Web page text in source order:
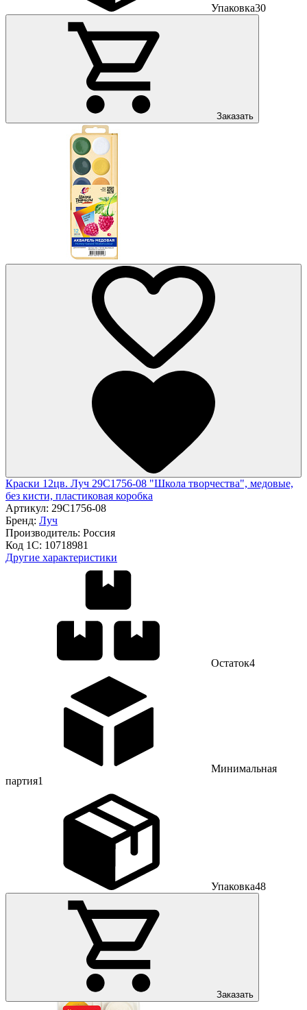
Упаковка30
Заказать
Краски 12цв. Луч 29С1756-08 "Школа творчества", медовые,
без кисти, пластиковая коробка
Артикул: 29С1756-08
Бренд: Луч
Производитель: Россия
Код 1С: 10718981
Другие характеристики
Остаток4
Минимальная
партия1
Упаковка48
Заказать